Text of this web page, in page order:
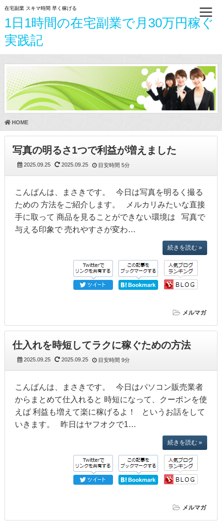
在宅副業 スキマ時間 早く稼げる
1日1時間の在宅副業で月30万円稼ぐ
実践記
HOME
写真の明るさ1つで利益が増えました
2025.09.25 2025.09.25 目安時間 5分
こんばんは、まさきです。 今日は写真を明るく撮る
ための 方法をご紹介します。 メルカリみたいな直接
手に取って 商品を見ることができない環境は 写真で
与える印象で 売れやすさが変わ…
続きを読む »
メルマガ
仕入れを時短してラクに稼ぐための方法
2025.09.25 2025.09.25 目安時間 9分
こんばんは、まさきです。 今日はパソコン販売業者
からまとめて仕入れると 時短になって、クーポンを使
えば 利益も増えて楽に稼げるよ！ というお話をして
いきます。 昨日はヤフオクで1…
続きを読む »
メルマガ